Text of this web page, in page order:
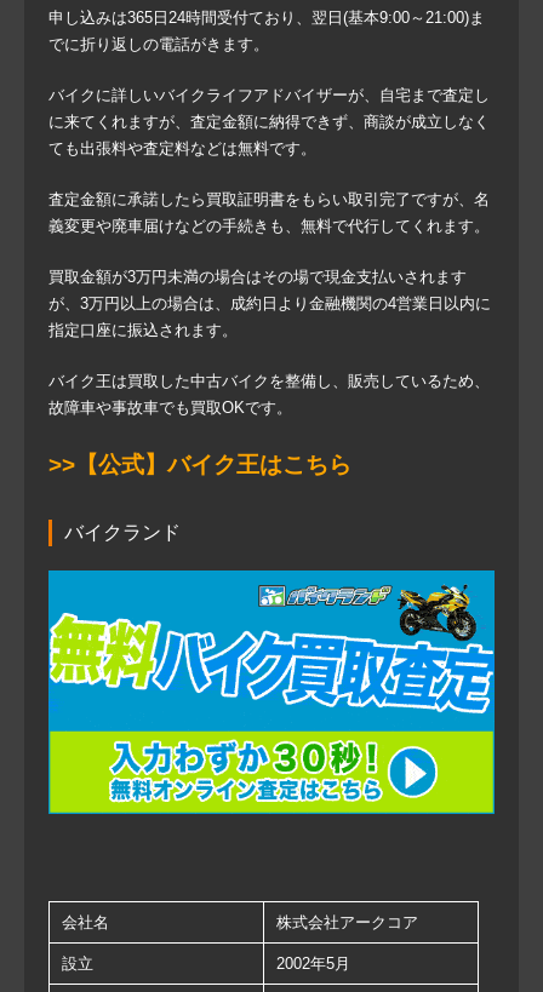
申し込みは365日24時間受付ており、翌日(基本9:00～21:00)ま
でに折り返しの電話がきます。
バイクに詳しいバイクライフアドバイザーが、自宅まで査定し
に来てくれますが、査定金額に納得できず、商談が成立しなく
ても出張料や査定料などは無料です。
査定金額に承諾したら買取証明書をもらい取引完了ですが、名
義変更や廃車届けなどの手続きも、無料で代行してくれます。
買取金額が3万円未満の場合はその場で現金支払いされます
が、3万円以上の場合は、成約日より金融機関の4営業日以内に
指定口座に振込されます。
バイク王は買取した中古バイクを整備し、販売しているため、
故障車や事故車でも買取OKです。
>>【公式】バイク王はこちら
バイクランド
会社名 株式会社アークコア
設立 2002年5月